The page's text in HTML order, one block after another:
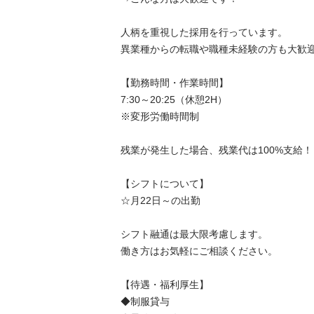
人柄を重視した採用を行っています。
異業種からの転職や職種未経験の方も大歓
【勤務時間・作業時間】
7:30～20:25（休憩2H）
※変形労働時間制
残業が発生した場合、残業代は100%支給！
【シフトについて】
☆月22日～の出勤
シフト融通は最大限考慮します。
働き方はお気軽にご相談ください。
【待遇・福利厚生】
◆制服貸与